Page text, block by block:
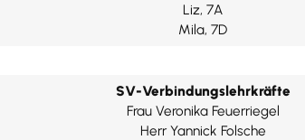
Liz, 7A
Mila, 7D
SV-Verbindungslehrkräfte
Frau Veronika Feuerriegel
Herr Yannick Folsche